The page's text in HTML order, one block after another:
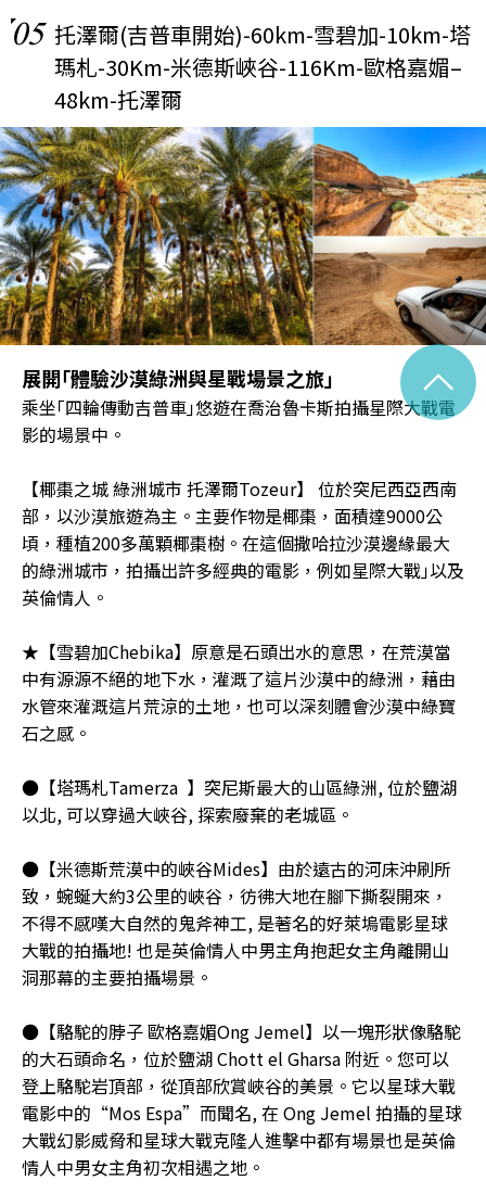
05 托澤爾(吉普車開始)-60km-雪碧加-10km-塔
瑪札-30Km-米德斯峽谷-116Km-歐格嘉媚–
48km-托澤爾
展開｢體驗沙漠綠洲與星戰場景之旅｣
乘坐｢四輪傳動吉普車｣悠遊在喬治魯卡斯拍攝星際大戰電
影的場景中。
【椰棗之城 綠洲城市 托澤爾Tozeur】 位於突尼西亞西南
部，以沙漠旅遊為主。主要作物是椰棗，面積達9000公
頃，種植200多萬顆椰棗樹。在這個撒哈拉沙漠邊緣最大
的綠洲城市，拍攝出許多經典的電影，例如星際大戰｣以及
英倫情人。
★【雪碧加Chebika】原意是石頭出水的意思，在荒漠當
中有源源不絕的地下水，灌溉了這片沙漠中的綠洲，藉由
水管來灌溉這片荒涼的土地，也可以深刻體會沙漠中綠寶
石之感。
●【塔瑪札Tamerza 】突尼斯最大的山區綠洲, 位於鹽湖
以北, 可以穿過大峽谷, 探索廢棄的老城區。
●【米德斯荒漠中的峽谷Mides】由於遠古的河床沖刷所
致，蜿蜒大約3公里的峽谷，彷彿大地在腳下撕裂開來，
不得不感嘆大自然的鬼斧神工, 是著名的好萊塢電影星球
大戰的拍攝地! 也是英倫情人中男主角抱起女主角離開山
洞那幕的主要拍攝場景。
●【駱駝的脖子 歐格嘉媚Ong Jemel】以一塊形狀像駱駝
的大石頭命名，位於鹽湖 Chott el Gharsa 附近。您可以
登上駱駝岩頂部，從頂部欣賞峽谷的美景。它以星球大戰
電影中的“Mos Espa”而聞名, 在 Ong Jemel 拍攝的星球
大戰幻影威脅和星球大戰克隆人進擊中都有場景也是英倫
情人中男女主角初次相遇之地。
^